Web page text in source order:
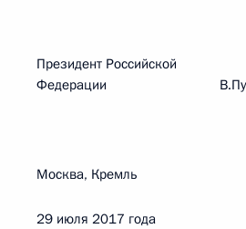
Президент Российской
Федерации
Москва, Кремль
29 июля 2017 года